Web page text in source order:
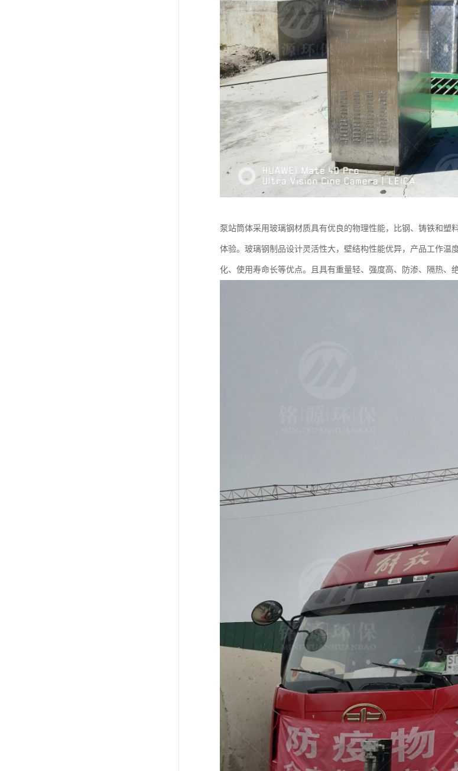
泵站筒体采用玻璃钢材质具有优良的物理性能，比钢、铸铁和
体验。玻璃钢制品设计灵活性大，壁结构性能优异，产品工作
化、使用寿命长等优点。且具有重量轻、强度高、防渗、隔热、